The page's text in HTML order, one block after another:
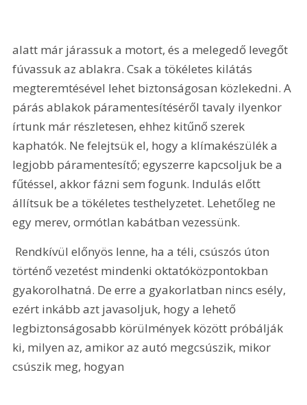
alatt már járassuk a motort, és a melegedő levegőt
fúvassuk az ablakra. Csak a tökéletes kilátás
megteremtésével lehet biztonságosan közlekedni. A
párás ablakok páramentesítéséről tavaly ilyenkor
írtunk már részletesen, ehhez kitűnő szerek
kaphatók. Ne felejtsük el, hogy a klímakészülék a
legjobb páramentesítő; egyszerre kapcsoljuk be a
fűtéssel, akkor fázni sem fogunk. Indulás előtt
állítsuk be a tökéletes testhelyzetet. Lehetőleg ne
egy merev, ormótlan kabátban vezessünk.
történő vezetést mindenki oktatóközpontokban
gyakorolhatná. De erre a gyakorlatban nincs esély,
ezért inkább azt javasoljuk, hogy a lehető
legbiztonságosabb körülmények között próbálják
ki, milyen az, amikor az autó megcsúszik, mikor
csúszik meg, hogyan